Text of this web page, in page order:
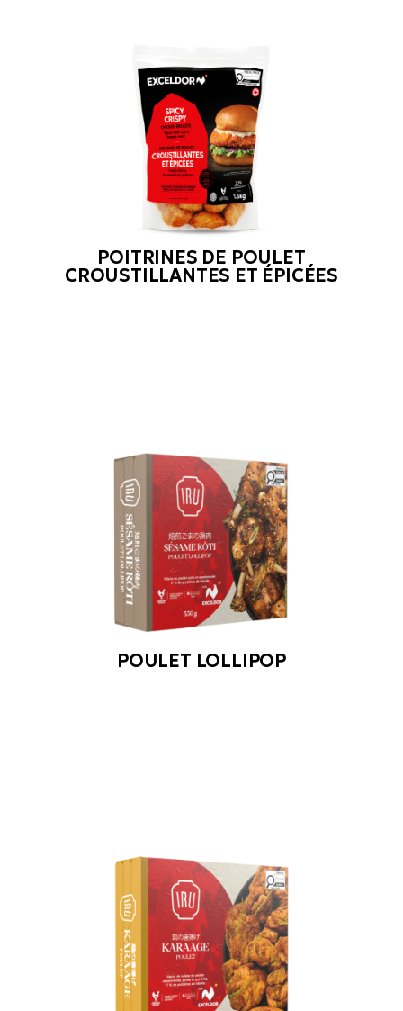
POITRINES DE POULET
CROUSTILLANTES ET ÉPICÉES
POULET LOLLIPOP